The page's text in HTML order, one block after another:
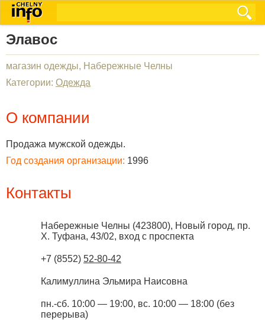
Элавос
магазин одежды, Набережные Челны
Категории: Одежда
О компании
Продажа мужской одежды.
Год создания организации: 1996
Контакты
Набережные Челны (423800), Новый город, пр.
Х. Туфана, 43/02, вход с проспекта
+7 (8552) 52-80-42
Калимуллина Эльмира Наисовна
пн.-сб. 10:00 — 19:00, вс. 10:00 — 18:00 (без
перерыва)